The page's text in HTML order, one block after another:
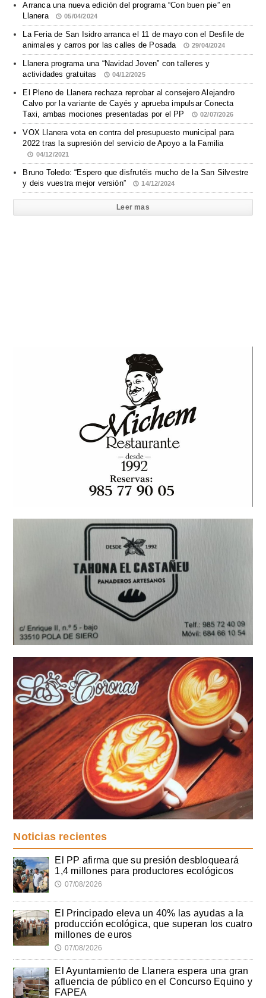
Arranca una nueva edición del programa “Con buen pie” en
Llanera
05/04/2024
La Feria de San Isidro arranca el 11 de mayo con el Desfile de
animales y carros por las calles de Posada
29/04/2024
Llanera programa una “Navidad Joven” con talleres y
actividades gratuitas
04/12/2025
El Pleno de Llanera rechaza reprobar al consejero Alejandro
Calvo por la variante de Cayés y aprueba impulsar Conecta
Taxi, ambas mociones presentadas por el PP
02/07/2026
VOX Llanera vota en contra del presupuesto municipal para
2022 tras la supresión del servicio de Apoyo a la Familia
04/12/2021
Bruno Toledo: “Espero que disfrutéis mucho de la San Silvestre
y deis vuestra mejor versión”
14/12/2024
Leer mas
Noticias recientes
El PP afirma que su presión desbloqueará
1,4 millones para productores ecológicos
🕔 07/08/2026
El Principado eleva un 40% las ayudas a la
producción ecológica, que superan los cuatro
millones de euros
🕔 07/08/2026
El Ayuntamiento de Llanera espera una gran
afluencia de público en el Concurso Equino y
FAPEA